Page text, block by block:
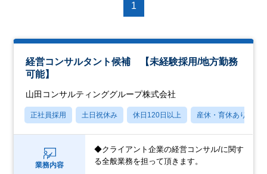
1
経営コンサルタント候補 【未経験採用/地方勤務
可能】
山田コンサルティンググループ株式会社
正社員採用 土日祝休み 休日120日以上 産休・育休あり
業務内容
◆クライアント企業の経営コンサル/に関す
る全般業務を担って頂きます。